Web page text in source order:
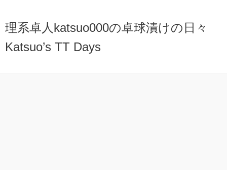
理系卓人katsuo000の卓球漬けの日々
Katsuo’s TT Days